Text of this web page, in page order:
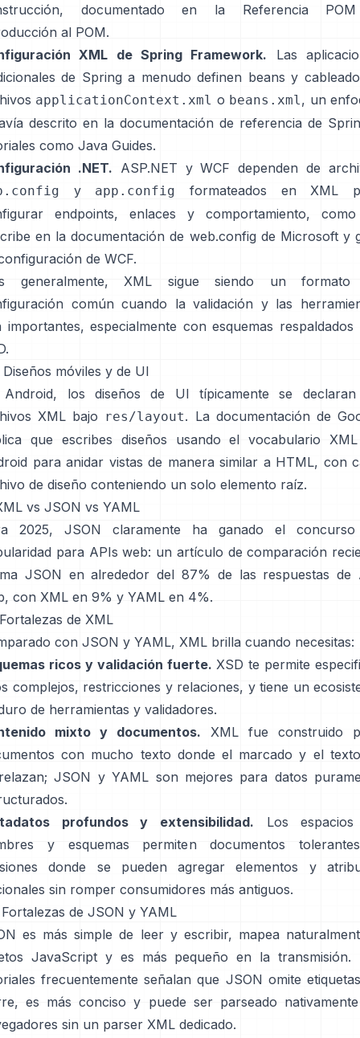
documentado en la
Referencia POM
al POM.
XML de Spring Framework. Las
de Spring a menudo definen beans y
applicationContext.xml o beans.xml, un
descrito en la documentación de referencia de
como Java Guides.
.NET. ASP.NET y WCF dependen de
y app.config formateados en XML
endpoints, enlaces y comportamiento,
en la documentación de web.config de Microsoft y
de WCF.
generalmente, XML sigue siendo un formato
común cuando la validación y las
importantes, especialmente con esquemas respaldados
móviles y de UI
los diseños de UI típicamente se
XML bajo res/layout. La documentación de
que escribes diseños usando el vocabulario
para anidar vistas de manera similar a HTML, con
de diseño conteniendo un solo elemento raíz.
vs JSON vs YAML
2025, JSON claramente ha ganado el
para APIs web: un artículo de comparación
JSON en alrededor del 87% de las respuestas de
con XML en 9% y YAML en 4%.
de XML
con JSON y YAML, XML brilla cuando necesitas:
ricos y validación fuerte. XSD te permite
complejos, restricciones y relaciones, y tiene un
de herramientas y validadores.
mixto y documentos. XML fue construido
con mucho texto donde el marcado y el
JSON y YAML son mejores para datos
profundos y extensibilidad. Los
y esquemas permiten documentos
donde se pueden agregar elementos y
sin romper consumidores más antiguos.
de JSON y YAML
es más simple de leer y escribir, mapea
JavaScript y es más pequeño en la transmisión.
frecuentemente señalan que JSON omite
es más conciso y puede ser parseado
sin un parser XML dedicado.